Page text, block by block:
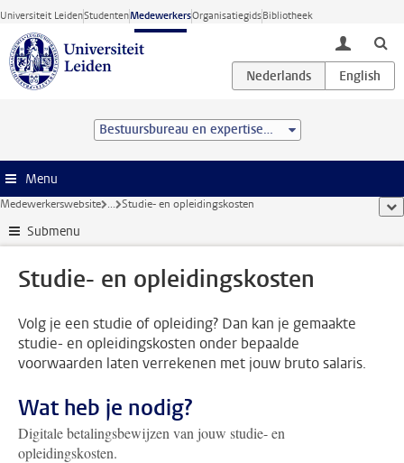
Ga direct naar de inhoud
Universiteit LeidenStudentenMedewerkersOrganisatiegidsBibliotheek
toggle
Bestuursbureau en expertisecentra
Menu
Medewerkerswebsite ... Studie- en opleidingskosten
Submenu
Studie- en opleidingskosten
Volg je een studie of opleiding? Dan kan je gemaakte
studie- en opleidingskosten onder bepaalde
voorwaarden laten verrekenen met jouw bruto salaris.
Wat heb je nodig?
Digitale betalingsbewijzen van jouw studie- en
opleidingskosten.